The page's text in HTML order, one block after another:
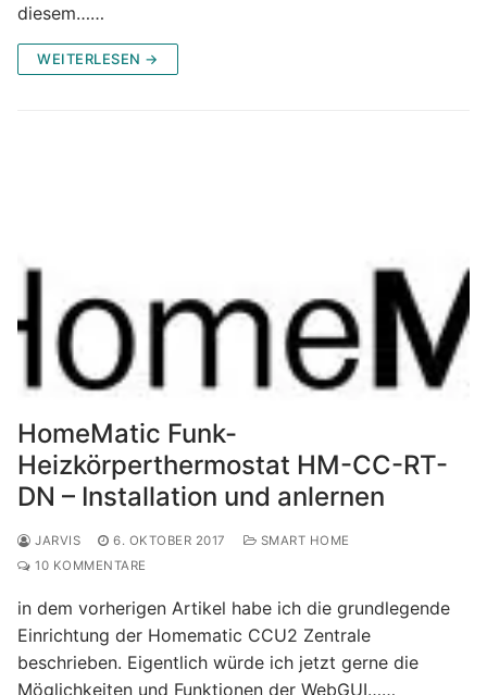
diesem……
WEITERLESEN →
HomeMatic Funk-
Heizkörperthermostat HM-CC-RT-
DN – Installation und anlernen
JARVIS 6. OKTOBER 2017
SMART HOME
10 KOMMENTARE
in dem vorherigen Artikel habe ich die grundlegende
Einrichtung der Homematic CCU2 Zentrale
beschrieben. Eigentlich würde ich jetzt gerne die
Möglichkeiten und Funktionen der WebGUI……